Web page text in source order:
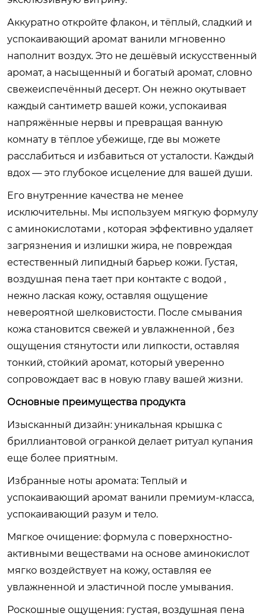
Аккуратно откройте флакон, и тёплый, сладкий и
успокаивающий аромат ванили мгновенно
наполнит воздух. Это не дешёвый искусственный
аромат, а насыщенный и богатый аромат, словно
свежеиспечённый десерт. Он нежно окутывает
каждый сантиметр вашей кожи, успокаивая
напряжённые нервы и превращая ванную
комнату в тёплое убежище, где вы можете
расслабиться и избавиться от усталости. Каждый
вдох — это глубокое исцеление для вашей души.
Его внутренние качества не менее
исключительны. Мы используем мягкую формулу
с аминокислотами , которая эффективно удаляет
загрязнения и излишки жира, не повреждая
естественный липидный барьер кожи. Густая,
воздушная пена тает при контакте с водой ,
нежно лаская кожу, оставляя ощущение
невероятной шелковистости. После смывания
кожа становится свежей и увлажненной , без
ощущения стянутости или липкости, оставляя
тонкий, стойкий аромат, который уверенно
сопровождает вас в новую главу вашей жизни.
Основные преимущества продукта
Изысканный дизайн: уникальная крышка с
бриллиантовой огранкой делает ритуал купания
еще более приятным.
Избранные ноты аромата: Теплый и
успокаивающий аромат ванили премиум-класса,
успокаивающий разум и тело.
Мягкое очищение: формула с поверхностно-
активными веществами на основе аминокислот
мягко воздействует на кожу, оставляя ее
увлажненной и эластичной после умывания.
Роскошные ощущения: густая, воздушная пена